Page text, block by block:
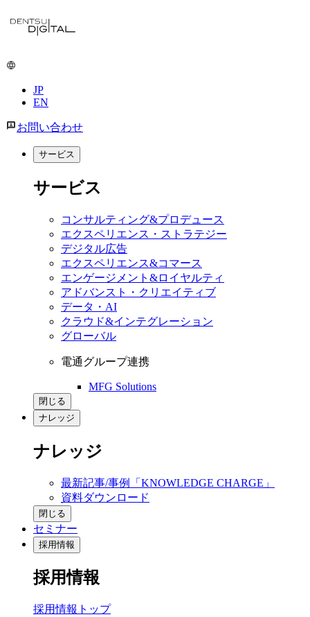
JP
EN
お問い合わせ
サービス
サービス
コンサルティング&プロデュース
エクスペリエンス・ストラテジー
デジタル広告
エクスペリエンス&コマース
エンゲージメント&ロイヤルティ
アドバンスト・クリエイティブ
データ・AI
クラウド&インテグレーション
グローバル
電通グループ連携
MFG Solutions
閉じる
ナレッジ
ナレッジ
最新記事/事例「KNOWLEDGE CHARGE」
資料ダウンロード
閉じる
セミナー
採用情報
採用情報
採用情報トップ